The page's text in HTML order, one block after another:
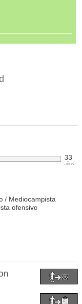
33
años
/ Mediocampista
ofensivo